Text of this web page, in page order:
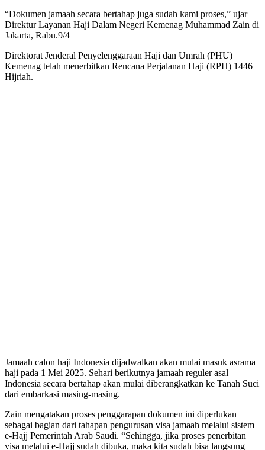
“Dokumen jamaah secara bertahap juga sudah kami proses,” ujar
Direktur Layanan Haji Dalam Negeri Kemenag Muhammad Zain di
Jakarta, Rabu.9/4
Direktorat Jenderal Penyelenggaraan Haji dan Umrah (PHU)
Kemenag telah menerbitkan Rencana Perjalanan Haji (RPH) 1446
Hijriah.
Jamaah calon haji Indonesia dijadwalkan akan mulai masuk asrama
haji pada 1 Mei 2025. Sehari berikutnya jamaah reguler asal
Indonesia secara bertahap akan mulai diberangkatkan ke Tanah Suci
dari embarkasi masing-masing.
Zain mengatakan proses penggarapan dokumen ini diperlukan
sebagai bagian dari tahapan pengurusan visa jamaah melalui sistem
e-Hajj Pemerintah Arab Saudi. “Sehingga, jika proses penerbitan
visa melalui e-Hajj sudah dibuka, maka kita sudah bisa langsung